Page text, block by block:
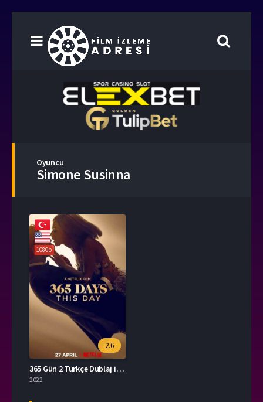
Oyuncu
Simone Susinna
1080p
2.6
365 Gün 2 Türkçe Dublaj izle
2022